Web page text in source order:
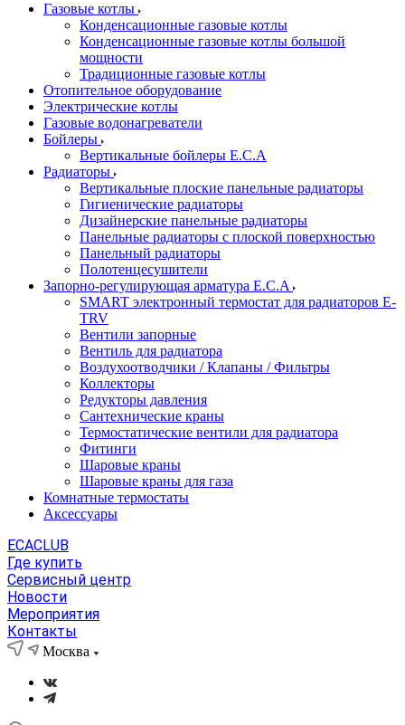
Газовые котлы
Конденсационные газовые котлы
Конденсационные газовые котлы большой
мощности
Традиционные газовые котлы
Отопительное оборудование
Электрические котлы
Газовые водонагреватели
Бойлеры
Вертикальные бойлеры E.C.A
Радиаторы
Вертикальные плоские панельные радиаторы
Гигиенические радиаторы
Дизайнерские панельные радиаторы
Панельные радиаторы с плоской поверхностью
Панельный радиаторы
Полотенцесушители
Запорно-регулирующая арматура E.C.A
SMART электронный термостат для радиаторов E-
TRV
Вентили запорные
Вентиль для радиатора
Воздухоотводчики / Клапаны / Фильтры
Коллекторы
Редукторы давления
Сантехнические краны
Термостатические вентили для радиатора
Фитинги
Шаровые краны
Шаровые краны для газа
Комнатные термостаты
Аксессуары
ECACLUB
Где купить
Сервисный центр
Новости
Мероприятия
Контакты
Москва